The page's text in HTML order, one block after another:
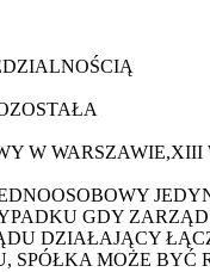
W
GDY
DZIAŁAJĄCY
MOŻE BYĆ